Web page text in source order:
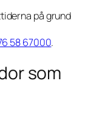
på grund
58 67000.
som